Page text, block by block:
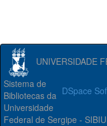
UNIVERSIDADE
DSpace
Sistema de
Bibliotecas da
Universidade
Federal de Sergipe -